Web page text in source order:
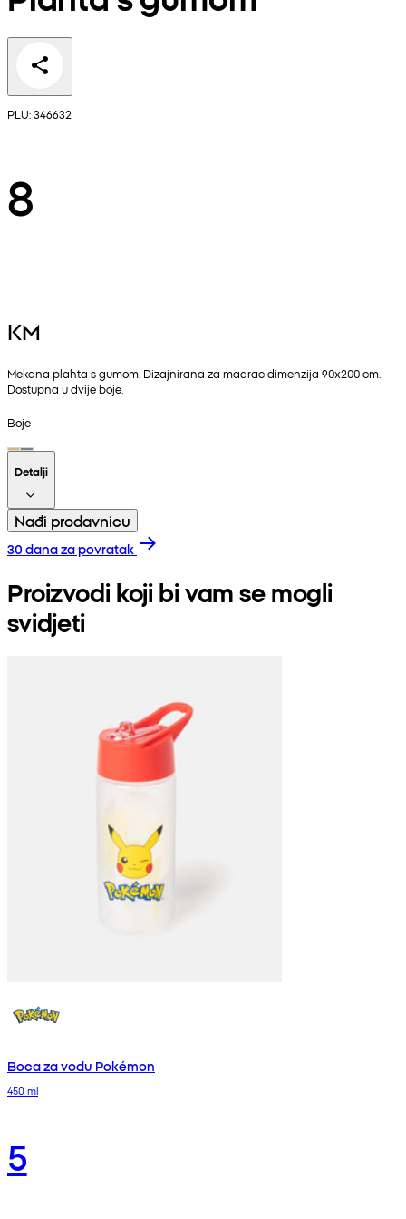
PLU: 346632
8
KM
Mekana plahta s gumom. Dizajnirana za madrac dimenzija 90x200 cm.
Dostupna u dvije boje.
Boje
Detalji
Nađi prodavnicu
30 dana za povratak
Proizvodi koji bi vam se mogli
svidjeti
Boca za vodu Pokémon
450 ml
5